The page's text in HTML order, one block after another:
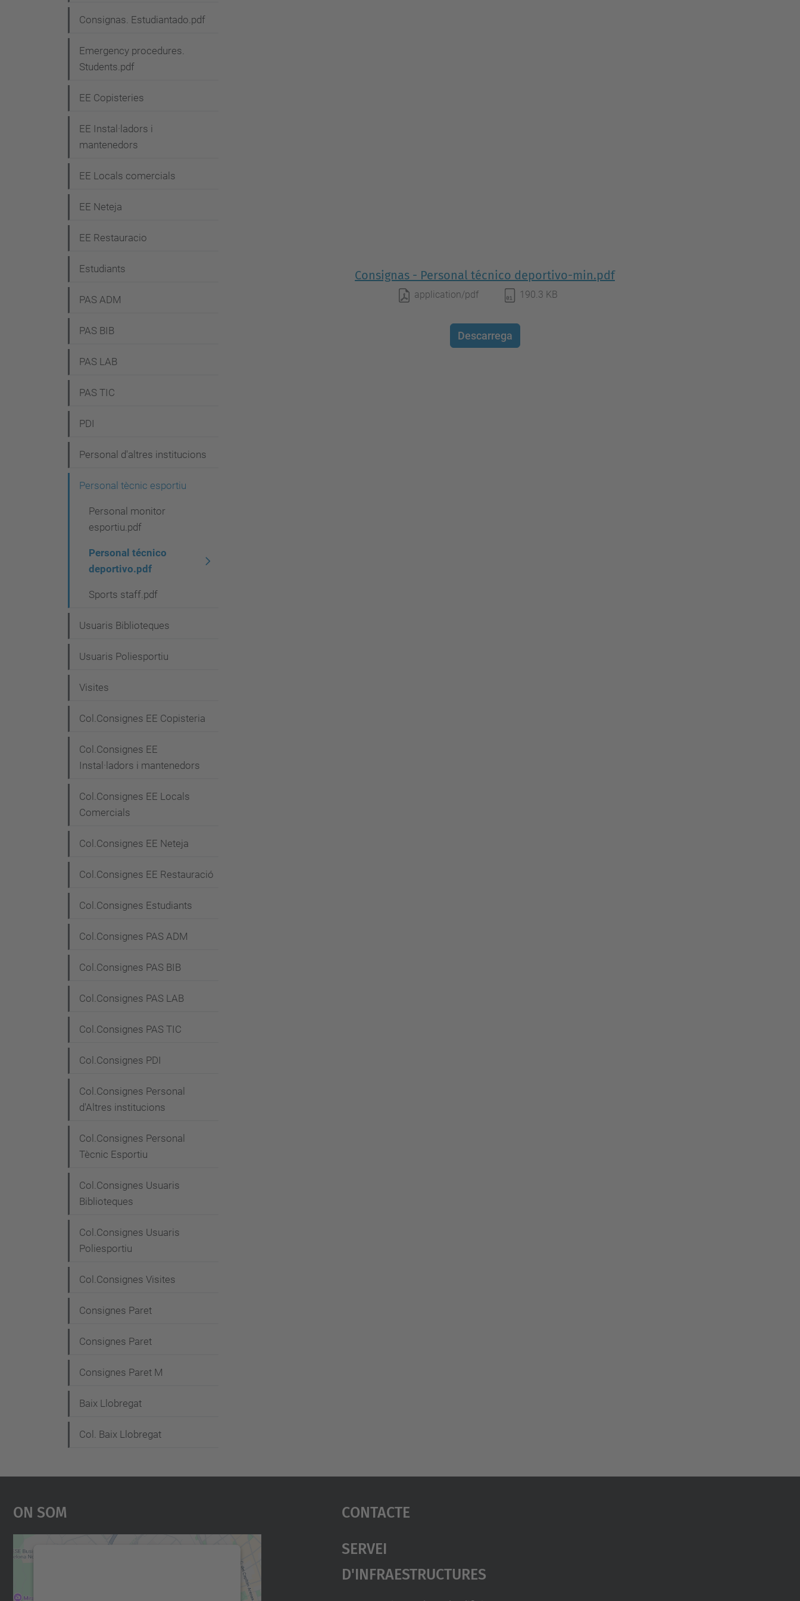
Consignas - Personal técnico deportivo-min.pdf
application/pdf 190.3 KB
Descarrega
g
a
ó
Consignas. Estudiantado.pdf
Emergency procedures.
Students.pdf
EE Copisteries
EE Instal·ladors i
mantenedors
EE Locals comercials
EE Neteja
EE Restauracio
Estudiants
PAS ADM
PAS BIB
PAS LAB
PAS TIC
PDI
Personal d'altres institucions
Personal tècnic esportiu
Personal monitor
esportiu.pdf
Personal técnico
deportivo.pdf
Sports staff.pdf
Usuaris Biblioteques
Usuaris Poliesportiu
Visites
Col.Consignes EE Copisteria
Col.Consignes EE
Instal·ladors i mantenedors
Col.Consignes EE Locals
Comercials
Col.Consignes EE Neteja
Col.Consignes EE Restauració
Col.Consignes Estudiants
Col.Consignes PAS ADM
Col.Consignes PAS BIB
Col.Consignes PAS LAB
Col.Consignes PAS TIC
Col.Consignes PDI
Col.Consignes Personal
d'Altres institucions
Col.Consignes Personal
Tècnic Esportiu
Col.Consignes Usuaris
Biblioteques
Col.Consignes Usuaris
Poliesportiu
Col.Consignes Visites
Consignes Paret
Consignes Paret
Consignes Paret M
Baix Llobregat
Col. Baix Llobregat
On Som
Contacte
Servei
D'Infraestructures